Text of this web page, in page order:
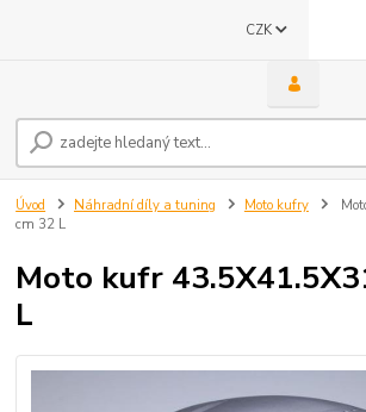
CZK
Úvod Náhradní díly a tuning Moto kufry
cm 32 L
Moto kufr
L